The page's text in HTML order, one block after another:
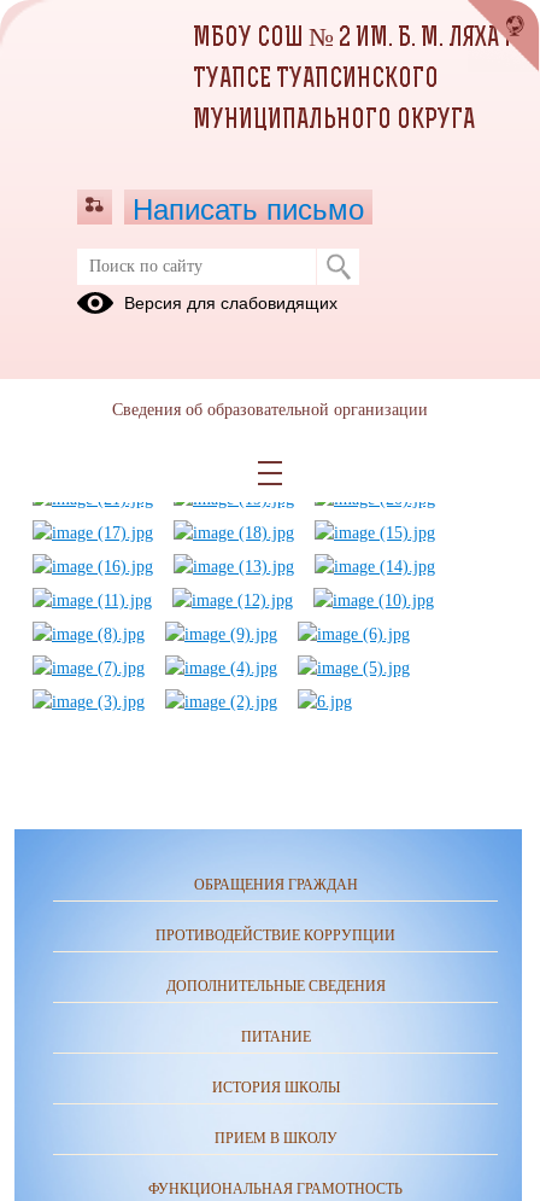
10 ИЮНЯ
ОБРАЩЕНИЯ ГРАЖДАН
ПРОТИВОДЕЙСТВИЕ КОРРУПЦИИ
ДОПОЛНИТЕЛЬНЫЕ СВЕДЕНИЯ
ПИТАНИЕ
ИСТОРИЯ ШКОЛЫ
ПРИЕМ В ШКОЛУ
ФУНКЦИОНАЛЬНАЯ ГРАМОТНОСТЬ
МБОУ СОШ № 2 ИМ. Б. М. ЛЯХА Г.
ТУАПСЕ ТУАПСИНСКОГО
МУНИЦИПАЛЬНОГО ОКРУГА
Написать письмо
Версия для слабовидящих
Сведения об образовательной организации